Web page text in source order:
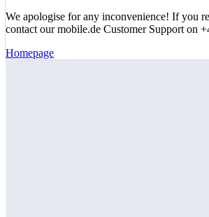
We apologise for any inconvenience! If you
contact our mobile.de Customer Support on
Homepage